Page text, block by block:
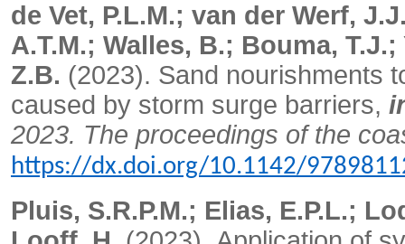
de Vet, P.L.M.; van der Werf,
A.T.M.; Walles, B.; Bouma,
Z.B. (2023). Sand nourishments
caused by storm surge barriers,
2023. The proceedings of the
https://dx.doi.org/10.1142/
Pluis, S.R.P.M.; Elias, E.P.L.;